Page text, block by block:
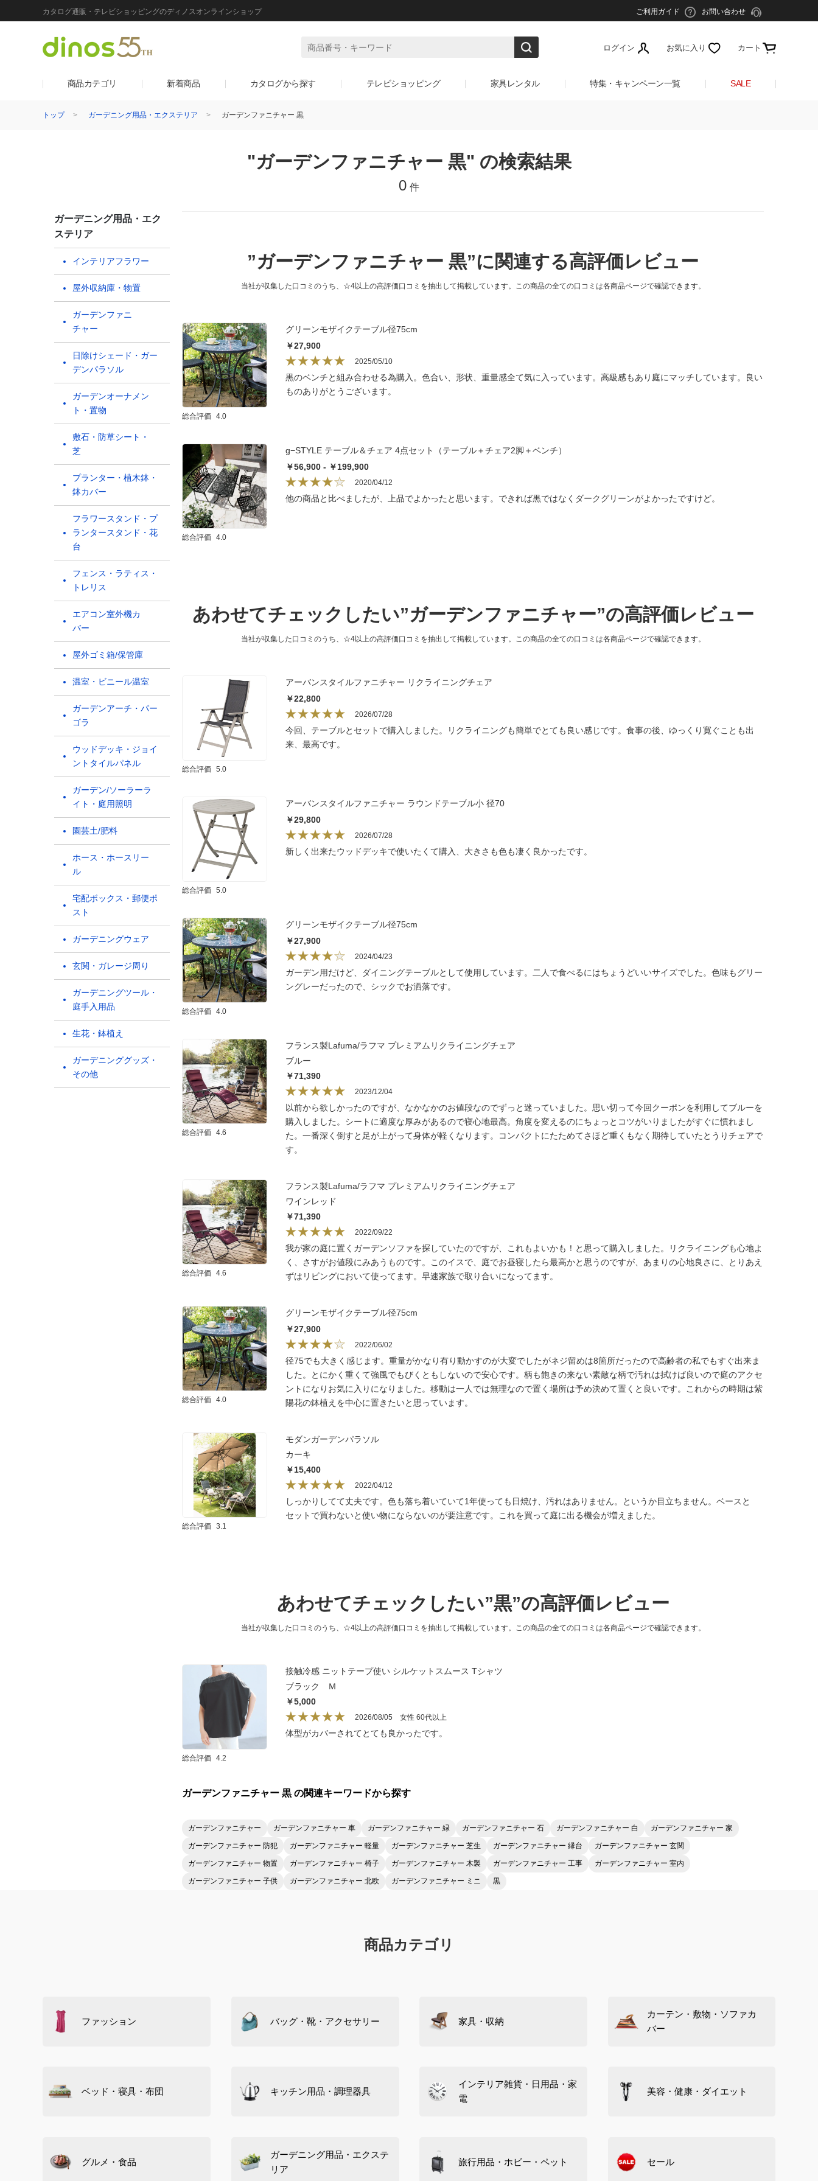
カタログ通販・テレビショッピングのディノスオンラインショップ ご利用ガイド お問い合わせ
ログイン お気に入り カート
商品カテゴリ 新着商品 カタログから探す テレビショッピング 家具レンタル 特集・キャンペーン一覧 SALE
トップ ガーデニング用品・エクステリア ガーデンファニチャー 黒
"ガーデンファニチャー 黒" の検索結果
0 件
ガーデニング用品・エク
ステリア
インテリアフラワー
屋外収納庫・物置
ガーデンファニ
チャー
日除けシェード・ガー
デンパラソル
ガーデンオーナメン
ト・置物
敷石・防草シート・
芝
プランター・植木鉢・
鉢カバー
フラワースタンド・プ
ランタースタンド・花
台
フェンス・ラティス・
トレリス
エアコン室外機カ
バー
屋外ゴミ箱/保管庫
温室・ビニール温室
ガーデンアーチ・パー
ゴラ
ウッドデッキ・ジョイ
ントタイルパネル
ガーデン/ソーラーラ
イト・庭用照明
園芸土/肥料
ホース・ホースリー
ル
宅配ボックス・郵便ポ
スト
ガーデニングウェア
玄関・ガレージ周り
ガーデニングツール・
庭手入用品
生花・鉢植え
ガーデニンググッズ・
その他
”ガーデンファニチャー 黒”に関連する高評価レビュー
当社が収集した口コミのうち、☆4以上の高評価口コミを抽出して掲載しています。この商品の全ての口コミは各商品ページで確認できます。
総合評価 4.0
グリーンモザイクテーブル径75cm
￥27,900
2025/05/10
黒のベンチと組み合わせる為購入。色合い、形状、重量感全て気に入っています。高級感もあり庭にマッチしています。良い
ものありがとうございます。
総合評価 4.0
g−STYLE テーブル＆チェア 4点セット（テーブル＋チェア2脚＋ベンチ）
￥56,900 - ￥199,900
2020/04/12
他の商品と比べましたが、上品でよかったと思います。できれば黒ではなくダークグリーンがよかったですけど。
あわせてチェックしたい”ガーデンファニチャー”の高評価レビュー
当社が収集した口コミのうち、☆4以上の高評価口コミを抽出して掲載しています。この商品の全ての口コミは各商品ページで確認できます。
総合評価 5.0
アーバンスタイルファニチャー リクライニングチェア
￥22,800
2026/07/28
今回、テーブルとセットで購入しました。リクライニングも簡単でとても良い感じです。食事の後、ゆっくり寛ぐことも出
来、最高です。
総合評価 5.0
アーバンスタイルファニチャー ラウンドテーブル小 径70
￥29,800
2026/07/28
新しく出来たウッドデッキで使いたくて購入、大きさも色も凄く良かったです。
総合評価 4.0
グリーンモザイクテーブル径75cm
￥27,900
2024/04/23
ガーデン用だけど、ダイニングテーブルとして使用しています。二人で食べるにはちょうどいいサイズでした。色味もグリー
ングレーだったので、シックでお洒落です。
総合評価 4.6
フランス製Lafuma/ラフマ プレミアムリクライニングチェア
ブルー
￥71,390
2023/12/04
以前から欲しかったのですが、なかなかのお値段なのでずっと迷っていました。思い切って今回クーポンを利用してブルーを
購入しました。シートに適度な厚みがあるので寝心地最高。角度を変えるのにちょっとコツがいりましたがすぐに慣れまし
た。一番深く倒すと足が上がって身体が軽くなります。コンパクトにたためてさほど重くもなく期待していたとうりチェアで
す。
総合評価 4.6
フランス製Lafuma/ラフマ プレミアムリクライニングチェア
ワインレッド
￥71,390
2022/09/22
我が家の庭に置くガーデンソファを探していたのですが、これもよいかも！と思って購入しました。リクライニングも心地よ
く、さすがお値段にみあうものです。このイスで、庭でお昼寝したら最高かと思うのですが、あまりの心地良さに、とりあえ
ずはリビングにおいて使ってます。早速家族で取り合いになってます。
総合評価 4.0
グリーンモザイクテーブル径75cm
￥27,900
2022/06/02
径75でも大きく感じます。重量がかなり有り動かすのが大変でしたがネジ留めは8箇所だったので高齢者の私でもすぐ出来ま
した。とにかく重くて強風でもびくともしないので安心です。柄も飽きの来ない素敵な柄で汚れは拭けば良いので庭のアクセ
ントになりお気に入りになりました。移動は一人では無理なので置く場所は予め決めて置くと良いです。これからの時期は紫
陽花の鉢植えを中心に置きたいと思っています。
総合評価 3.1
モダンガーデンパラソル
カーキ
￥15,400
2022/04/12
しっかりしてて丈夫です。色も落ち着いていて1年使っても日焼け、汚れはありません。というか目立ちません。ベースと
セットで買わないと使い物にならないのが要注意です。これを買って庭に出る機会が増えました。
あわせてチェックしたい”黒”の高評価レビュー
当社が収集した口コミのうち、☆4以上の高評価口コミを抽出して掲載しています。この商品の全ての口コミは各商品ページで確認できます。
総合評価 4.2
接触冷感 ニットテープ使い シルケットスムース Tシャツ
ブラック Ｍ
￥5,000
2026/08/05 女性 60代以上
体型がカバーされてとても良かったです。
ガーデンファニチャー 黒 の関連キーワードから探す
ガーデンファニチャー ガーデンファニチャー 車 ガーデンファニチャー 緑 ガーデンファニチャー 石 ガーデンファニチャー 白 ガーデンファニチャー 家
ガーデンファニチャー 防犯 ガーデンファニチャー 軽量 ガーデンファニチャー 芝生 ガーデンファニチャー 縁台 ガーデンファニチャー 玄関
ガーデンファニチャー 物置 ガーデンファニチャー 椅子 ガーデンファニチャー 木製 ガーデンファニチャー 工事 ガーデンファニチャー 室内
ガーデンファニチャー 子供 ガーデンファニチャー 北欧 ガーデンファニチャー ミニ 黒
商品カテゴリ
ファッション バッグ・靴・アクセサリー 家具・収納
カーテン・敷物・ソファカ
バー
ベッド・寝具・布団 キッチン用品・調理器具
インテリア雑貨・日用品・家
電
美容・健康・ダイエット
グルメ・食品
ガーデニング用品・エクステ
リア
旅行用品・ホビー・ペット セール